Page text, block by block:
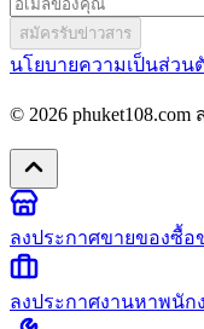
สมัครรับข่าวสาร
นโยบายความเป็นส่วน
© 2026 phuket108.com
ลงประกาศขายของซื้อ
ลงประกาศงานหาพนัก